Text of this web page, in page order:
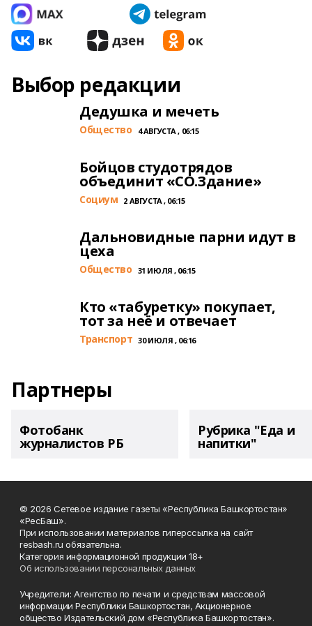
Выбор редакции
Дедушка и мечеть
Общество 4 АВГУСТА , 06:15
Бойцов студотрядов
объединит «СО.Здание»
Cоциум 2 АВГУСТА , 06:15
Дальновидные парни идут в
цеха
Общество 31 ИЮЛЯ , 06:15
Кто «табуретку» покупает,
тот за неё и отвечает
Транспорт 30 ИЮЛЯ , 06:16
Партнеры
Фотобанк
журналистов РБ
Рубрика "Еда и
напитки"
© 2026 Сетевое издание газеты «Республика Башкортостан»
«РесБаш».
При использовании материалов гиперссылка на сайт
resbash.ru обязательна.
Категория информационной продукции 18+
Об использовании персональных данных
Учредители: Агентство по печати и средствам массовой
информации Республики Башкортостан, Акционерное
общество Издательский дом «Республика Башкортостан».